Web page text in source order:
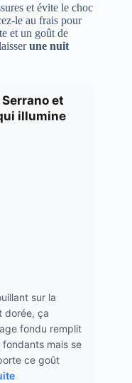
et évite le choc
le au frais pour
et un goût de
une nuit
et
illumine
sur la
dorée, ça
fondu remplit
fondants mais se
ce goût